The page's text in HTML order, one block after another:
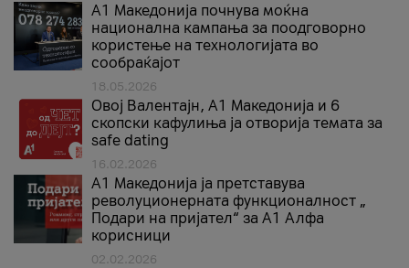
A1 Македонија почнува моќна
национална кампања за поодговорно
користење на технологијата во
сообраќајот
18.05.2026
Овој Валентајн, A1 Македонија и 6
скопски кафулиња ја отворија темата за
safe dating
16.02.2026
А1 Македонија ја претставува
револуционерната функционалност „
Подари на пријател“ за А1 Алфа
корисници
02.02.2026